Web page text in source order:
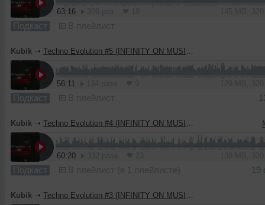
63:16
Подкаст В плейлист
Kubik ➝ Techno Evolution #5 (INFINITY ON MUSIC PODCAST)
56:11
Подкаст В плейлист
Kubik ➝ Techno Evolution #4 (INFINITY ON MUSIC PODCAST)
60:20
Подкаст В плейлист (в 1 плейлисте) 19
Kubik ➝ Techno Evolution #3 (INFINITY ON MUSIC PODCAST)